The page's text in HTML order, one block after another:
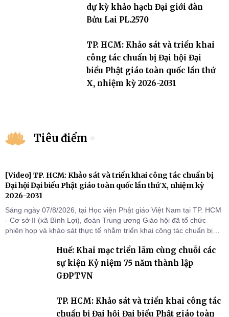
dự kỳ khảo hạch Đại giới đàn
Bửu Lai PL.2570
TP. HCM: Khảo sát và triển khai
công tác chuẩn bị Đại hội Đại
biểu Phật giáo toàn quốc lần thứ
X, nhiệm kỳ 2026-2031
Tiêu điểm
[Video] TP. HCM: Khảo sát và triển khai công tác chuẩn bị
Đại hội Đại biểu Phật giáo toàn quốc lần thứ X, nhiệm kỳ
2026-2031
Sáng ngày 07/8/2026, tại Học viện Phật giáo Việt Nam tại TP. HCM
- Cơ sở II (xã Bình Lợi), đoàn Trung ương Giáo hội đã tổ chức
phiên họp và khảo sát thực tế nhằm triển khai công tác chuẩn bị
Huế: Khai mạc triển lãm cùng chuỗi các
sự kiện Kỷ niệm 75 năm thành lập
GĐPTVN
TP. HCM: Khảo sát và triển khai công tác
chuẩn bị Đại hội Đại biểu Phật giáo toàn